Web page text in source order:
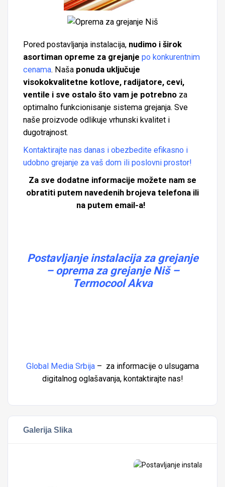
Pored postavljanja instalacija, nudimo i širok
asortiman opreme za grejanje po konkurentnim
cenama. Naša ponuda uključuje
visokokvalitetne kotlove, radijatore, cevi,
ventile i sve ostalo što vam je potrebno za
optimalno funkcionisanje sistema grejanja. Sve
naše proizvode odlikuje vrhunski kvalitet i
dugotrajnost.
Kontaktirajte nas danas i obezbedite efikasno i
udobno grejanje za vaš dom ili poslovni prostor!
Za sve dodatne informacije možete nam se
obratiti putem navedenih brojeva telefona ili
na putem email-a!
Postavljanje instalacija za grejanje
– oprema za grejanje Niš –
Termocool Akva
Global Media Srbija – za informacije o ulsugama
digitalnog oglašavanja, kontaktirajtenas!
Galerija Slika